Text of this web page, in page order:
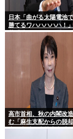
日本「曲がる太陽電池
勝てるワハハハハハ！
苗「勝てる！ ガハハハ
高市首相、秋の内閣改
む「麻生支配からの脱
木敏充氏も小林鷹之氏